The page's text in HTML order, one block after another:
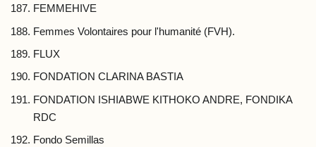
FEMMEHIVE
Femmes Volontaires pour l'humanité (FVH).
FLUX
FONDATION CLARINA BASTIA
FONDATION ISHIABWE KITHOKO ANDRE, FONDIKA
RDC
Fondo Semillas